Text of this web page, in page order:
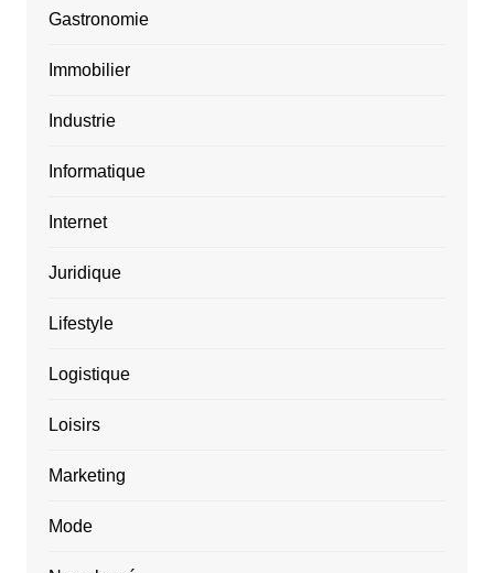
Gastronomie
Immobilier
Industrie
Informatique
Internet
Juridique
Lifestyle
Logistique
Loisirs
Marketing
Mode